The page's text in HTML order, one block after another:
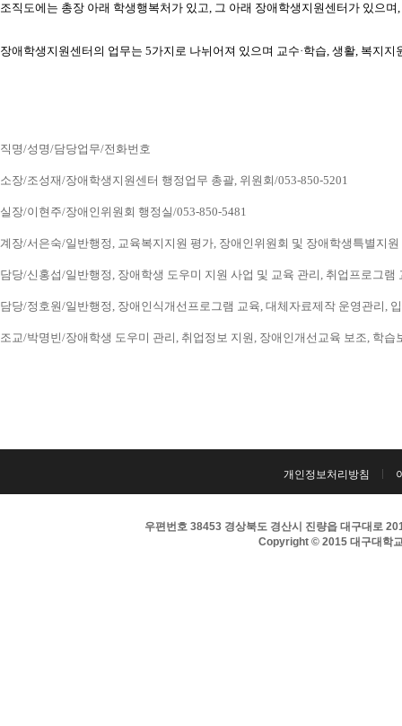
조직도에는 총장 아래 학생행복처가 있고, 그 아래 장애학생지원센터가 있으
장애학생지원센터의 업무는 5가지로 나뉘어져 있으며 교수·학습, 생활, 복지
직명/성명/담당업무/전화번호
소장/조성재/장애학생지원센터 행정업무 총괄, 위원회/053-850-5201
실장/이현주/장애인위원회 행정실/053-850-5481
계장/서은숙/일반행정, 교육복지지원 평가, 장애인위원회 및 장애학생특별지
담당/신홍섭/일반행정, 장애학생 도우미 지원 사업 및 교육 관리, 취업프로그
담당/정호원/일반행정, 장애인식개선프로그램 교육, 대체자료제작 운영관리,
조교/박명빈/장애학생 도우미 관리, 취업정보 지원, 장애인개선교육 보조, 학
개인정보처리방침
우편번호 38453 경상북도 경산시 진량읍 대구대로
Copyright © 2015 대구대학